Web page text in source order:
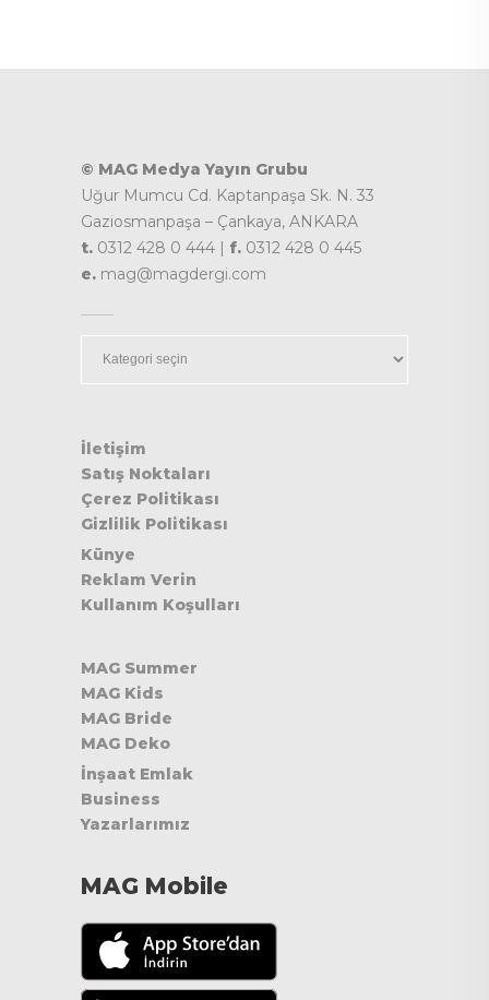
© MAG Medya Yayın Grubu
Uğur Mumcu Cd. Kaptanpaşa Sk. N. 33
Gaziosmanpaşa – Çankaya, ANKARA
t. 0312 428 0 444 | f. 0312 428 0 445
e. mag@magdergi.com
İletişim
Satış Noktaları
Çerez Politikası
Gizlilik Politikası
Künye
Reklam Verin
Kullanım Koşulları
MAG Summer
MAG Kids
MAG Bride
MAG Deko
İnşaat Emlak
Business
Yazarlarımız
MAG Mobile